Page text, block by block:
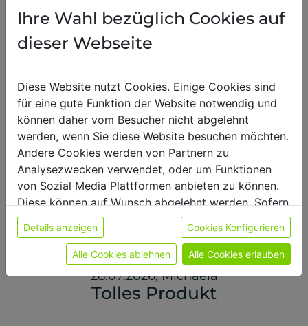
Für diese Sorte gibt es noch wenige Bewertungen –
es werden Bewertungen zu allen Sorten angezeigt.
29.07.2026,Patricia
Schmeckt mit Milch wie ein typischer
Milkshake. :) Man kann ihn auch warm
genießen (habe ich aber noch nicht
probiert). Das ist mein Favorit!
28.07.2026,Michaela
Tolles Produkt
Ihre Wahl bezüglich Cookies auf
dieser Webseite
Diese Website nutzt Cookies. Einige Cookies sind
für eine gute Funktion der Website notwendig und
können daher vom Besucher nicht abgelehnt
werden, wenn Sie diese Website besuchen möchten.
Andere Cookies werden von Partnern zu
Analysezwecken verwendet, oder um Funktionen
von Sozial Media Plattformen anbieten zu können.
Diese können auf Wunsch abgelehnt werden. Sofern
sie unsere Webseite weiter nutzen, geben Sie
Einwilligung zu unseren Cookies.
Weitere Informationen finden sie in unserer
Datenschutzerklärungbzw. im Impressum
Details anzeigen Cookies Konfigurieren
Alle Cookies ablehnen Alle Cookies erlauben